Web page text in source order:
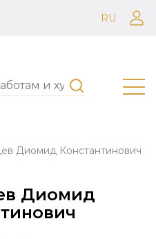
RU
Диомид Константинович
Диомид